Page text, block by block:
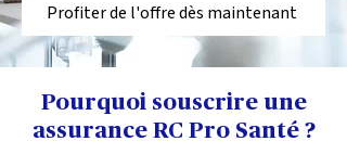
Profiter de l'offre dès maintenant
Pourquoi souscrire une
assurance RC Pro Santé ?